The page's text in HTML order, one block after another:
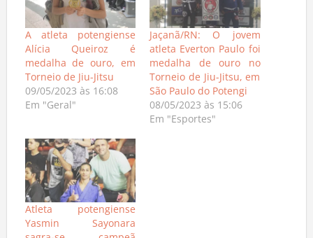
A atleta potengiense
Alícia Queiroz é
medalha de ouro, em
Torneio de Jiu-Jitsu
09/05/2023 às 16:08
Em "Geral"
Jaçanã/RN: O jovem
atleta Everton Paulo foi
medalha de ouro no
Torneio de Jiu-Jitsu, em
São Paulo do Potengi
08/05/2023 às 15:06
Em "Esportes"
Atleta potengiense
Yasmin Sayonara